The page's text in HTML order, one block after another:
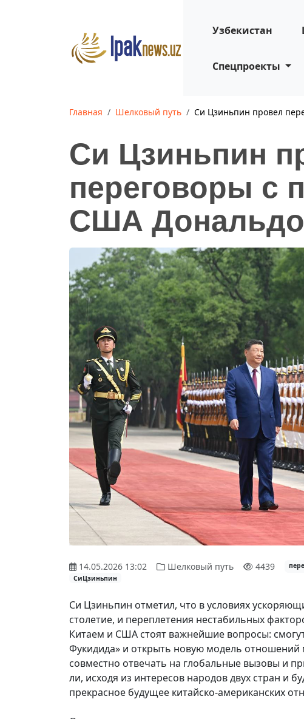
Узбекистан
Спецпроекты
Главная Шелковый путь Си Цзиньпин провел
Си Цзиньпин
переговоры с
США
14.05.2026 13:02 Шелковый путь 4439
СиЦзиньпин
Си Цзиньпин отметил, что в условиях
столетие, и переплетения нестабильных
Китаем и США стоят важнейшие вопросы:
Фукидида» и открыть новую модель
совместно отвечать на глобальные вызовы и
ли, исходя из интересов народов двух стран и
прекрасное будущее китайско-американских